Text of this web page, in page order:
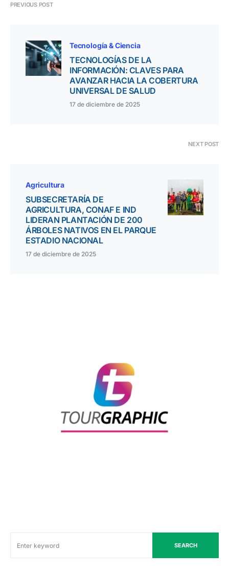
PREVIOUS POST
Tecnología & Ciencia
TECNOLOGÍAS DE LA
INFORMACIÓN: CLAVES PARA
AVANZAR HACIA LA COBERTURA
UNIVERSAL DE SALUD
17 de diciembre de 2025
NEXT POST
Agricultura
SUBSECRETARÍA DE
AGRICULTURA, CONAF E IND
LIDERAN PLANTACIÓN DE 200
ÁRBOLES NATIVOS EN EL PARQUE
ESTADIO NACIONAL
17 de diciembre de 2025
SEARCH